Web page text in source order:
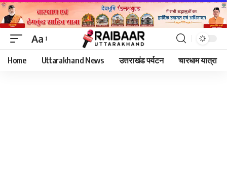
Font
Resizer
Aa
Home Uttarakhand News उत्तराखंड पर्यटन चारधाम यात्रा